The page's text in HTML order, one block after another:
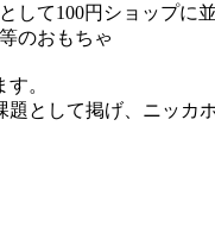
して100円ショップに
のおもちゃ
。
として掲げ、ニッカ